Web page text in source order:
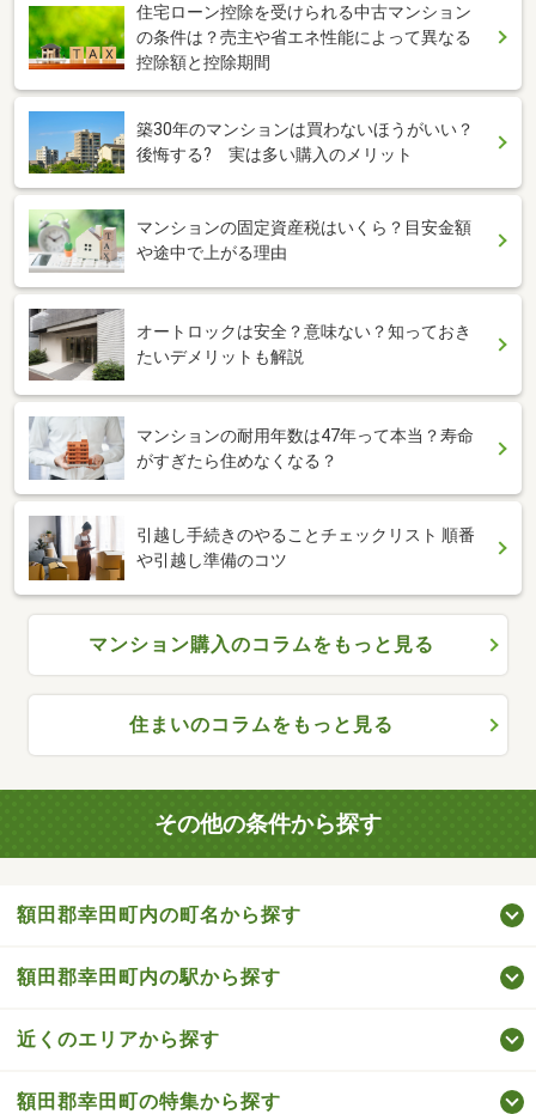
住宅ローン控除を受けられる中古マンション
の条件は？売主や省エネ性能によって異なる
控除額と控除期間
築30年のマンションは買わないほうがいい？
後悔する? 実は多い購入のメリット
マンションの固定資産税はいくら？目安金額
や途中で上がる理由
オートロックは安全？意味ない？知っておき
たいデメリットも解説
マンションの耐用年数は47年って本当？寿命
がすぎたら住めなくなる？
引越し手続きのやることチェックリスト 順番
や引越し準備のコツ
マンション購入のコラムをもっと見る
住まいのコラムをもっと見る
その他の条件から探す
額田郡幸田町内の町名から探す
額田郡幸田町内の駅から探す
近くのエリアから探す
額田郡幸田町の特集から探す